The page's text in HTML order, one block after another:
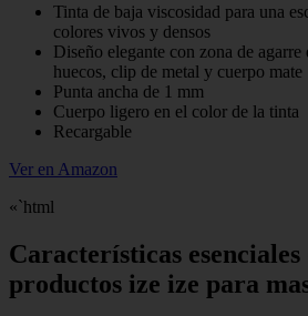
Tinta de baja viscosidad para una
colores vivos y densos
Diseño elegante con zona de
huecos, clip de metal y cuerpo mate
Punta ancha de 1 mm
Cuerpo ligero en el color de la tinta
Recargable
Ver en Amazon
«`html
Características esenciales
productos ize ize para